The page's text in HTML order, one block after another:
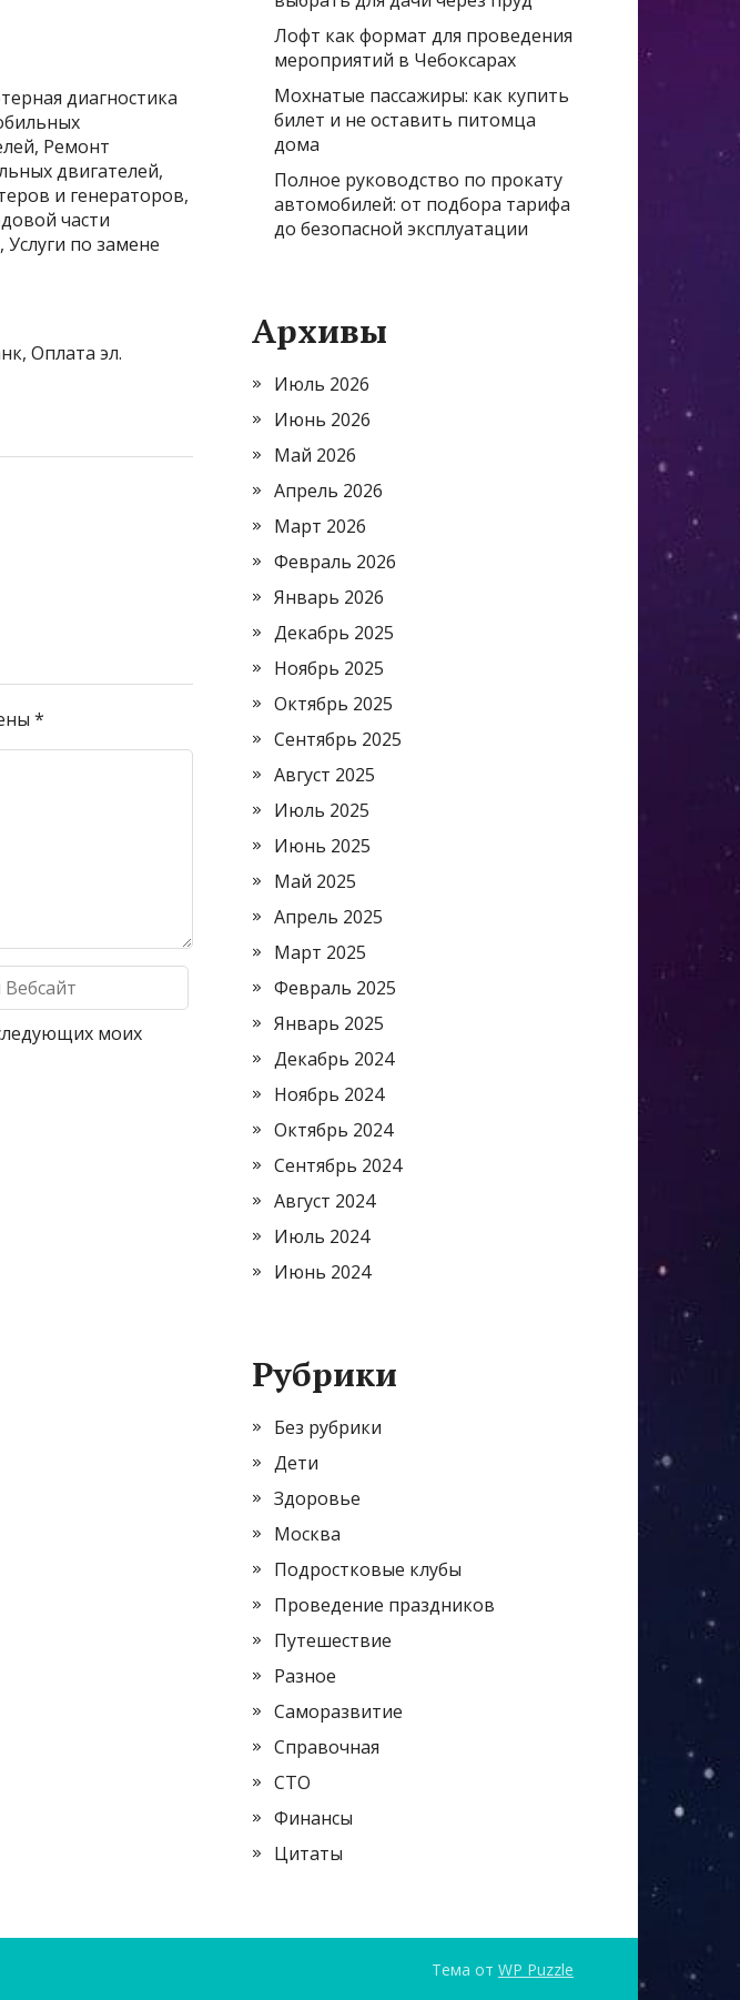
диагностика
Ремонт
двигателей,
и генераторов,
части
по замене
Оплата эл.
*
моих
Лофт как формат для проведения
мероприятий в Чебоксарах
Мохнатые пассажиры: как купить
билет и не оставить питомца
дома
Полное руководство по прокату
автомобилей: от подбора тарифа
до безопасной эксплуатации
Архивы
Июль 2026
Июнь 2026
Май 2026
Апрель 2026
Март 2026
Февраль 2026
Январь 2026
Декабрь 2025
Ноябрь 2025
Октябрь 2025
Сентябрь 2025
Август 2025
Июль 2025
Июнь 2025
Май 2025
Апрель 2025
Март 2025
Февраль 2025
Январь 2025
Декабрь 2024
Ноябрь 2024
Октябрь 2024
Сентябрь 2024
Август 2024
Июль 2024
Июнь 2024
Рубрики
Без рубрики
Дети
Здоровье
Москва
Подростковые клубы
Проведение праздников
Путешествие
Разное
Саморазвитие
Справочная
СТО
Финансы
Цитаты
Тема от WP Puzzle